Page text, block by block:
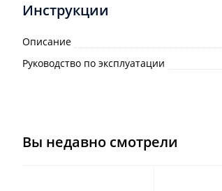
Инструкции
Описание
Руководство по эксплуатации
Вы недавно смотрели